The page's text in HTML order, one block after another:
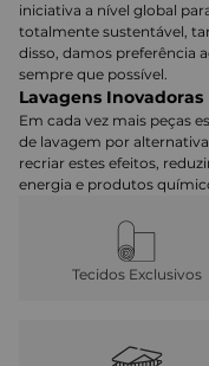
iniciativa a nível global
totalmente sustentável,
disso, damos preferência
sempre que possível.
Lavagens Inovadoras
Em cada vez mais peças
de lavagem por
recriar estes efeitos,
energia e produtos
Tecidos Exclusivos